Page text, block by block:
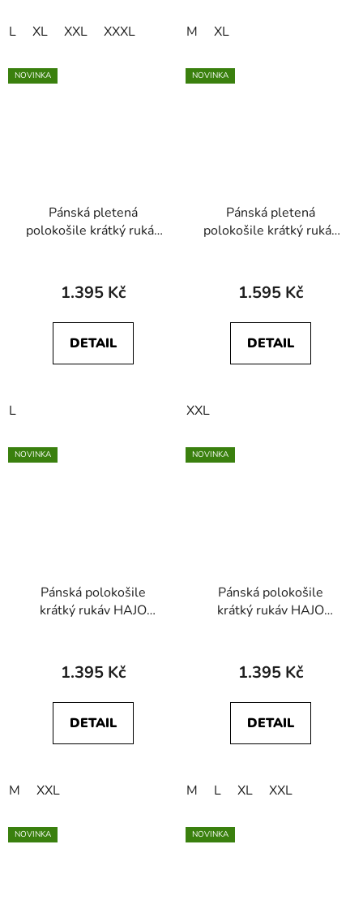
L XL XXL XXXL M XL
NOVINKA
Pánská pletená
polokošile krátký rukáv
1.395 Kč
DETAIL
L
NOVINKA
Pánská pletená
polokošile krátký rukáv
1.595 Kč
DETAIL
XXL
NOVINKA
Pánská polokošile
krátký rukáv HAJO
1.395 Kč
DETAIL
M XXL
NOVINKA
Pánská polokošile
krátký rukáv HAJO
1.395 Kč
DETAIL
M L XL XXL
NOVINKA NOVINKA